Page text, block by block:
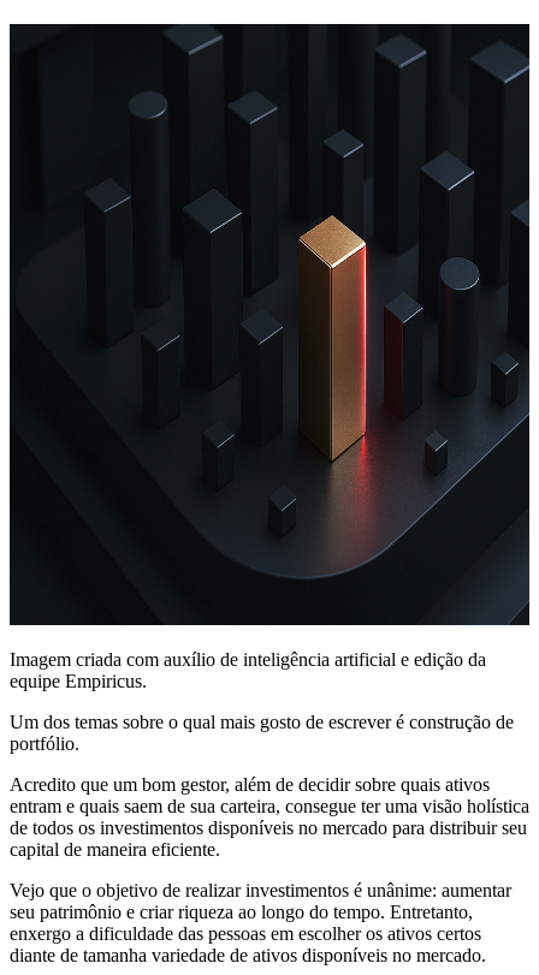
Imagem criada com auxílio de inteligência artificial e edição da
equipe Empiricus.
Um dos temas sobre o qual mais gosto de escrever é construção de
portfólio.
Acredito que um bom gestor, além de decidir sobre quais ativos
entram e quais saem de sua carteira, consegue ter uma visão holística
de todos os investimentos disponíveis no mercado para distribuir seu
capital de maneira eficiente.
Vejo que o objetivo de realizar investimentos é unânime: aumentar
seu patrimônio e criar riqueza ao longo do tempo. Entretanto,
enxergo a dificuldade das pessoas em escolher os ativos certos
diante de tamanha variedade de ativos disponíveis no mercado.